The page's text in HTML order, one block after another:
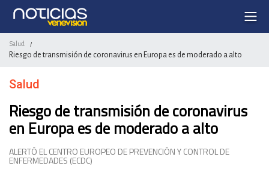
Salud /
Riesgo de transmisión de coronavirus en Europa es de moderado a alto
Salud
Riesgo de transmisión de coronavirus
en Europa es de moderado a alto
ALERTÓ EL CENTRO EUROPEO DE PREVENCIÓN Y CONTROL DE
ENFERMEDADES (ECDC)